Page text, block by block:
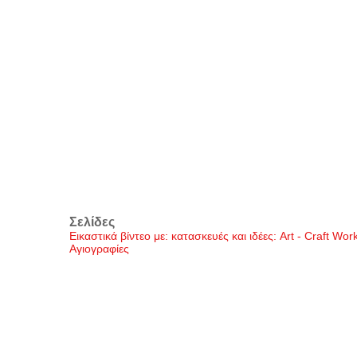
Σελίδες
Εικαστικά βίντεο με: κατασκευές και ιδέες: Art - Craft
Αγιογραφίες